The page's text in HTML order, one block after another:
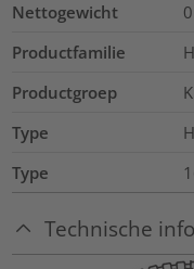
Nettogewicht
Productfamilie
Productgroep
Type
Type
Technische